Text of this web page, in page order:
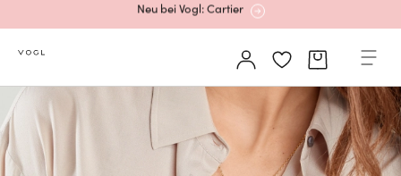
Mehr erfahren: Ikonische Uhren von Cartier
Rolex Certified Pre-Owned entdecken